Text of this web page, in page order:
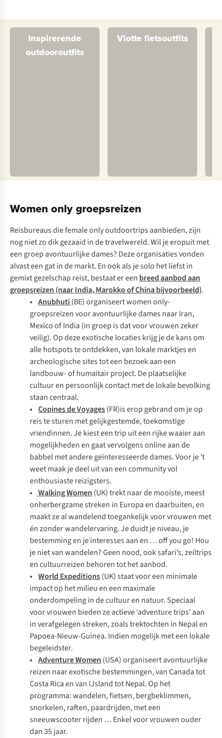
Inspirerende
outdooroutfits
Vlotte fietsoutfits
Women only groepsreizen
Reisbureaus diefemale onlyoutdoortrips aanbieden, zijn
nog niet zo dik gezaaid in de travelwereld. Wil je eropuit met
een groep avontuurlijke dames? Deze organisaties vonden
alvast een gat in de markt. En ook als je solo het liefst in
gemixt gezelschap reist, bestaat er een breed aanbod aan
groepsreizen (naar India, Marokko of China bijvoorbeeld).
• Anubhuti (BE) organiseertwomen only-
groepsreizen voor avontuurlijke dames naar Iran,
Mexico of India (in groep is dat voor vrouwen zeker
veilig). Op deze exotische locaties krijg je de kans om
alle hotspots te ontdekken, van lokale marktjes en
archeologische sites tot een bezoek aan een
landbouw- of humaitair project. De plaatselijke
cultuur en persoonlijk contact met de lokale bevolking
staan centraal.
• Copines de Voyages(FR)is erop gebrand om je op
reis te sturen met gelijkgestemde, toekomstige
vriendinnen. Je kiest een trip uit een rijke waaier aan
mogelijkheden en gaat vervolgens online aan de
babbel met andere geïnteresseerde dames. Voor je ’t
weet maak je deel uit van een community vol
enthousiaste reizigsters.
• Walking Women (UK) trekt naar de mooiste, meest
onherbergzame streken in Europa en daarbuiten, en
maakt ze al wandelend toegankelijk voor vrouwen met
én zonder wandelervaring. Je duidt je niveau, je
bestemming en je interesses aan en …off you go! Hou
je niet van wandelen? Geen nood, ook safari’s, zeiltrips
en cultuurreizen behoren tot het aanbod.
• World Expeditions(UK) staat voor een minimale
impact op het milieu en een maximale
onderdompeling in de cultuur en natuur. Speciaal
voor vrouwen bieden ze actieve ‘adventure trips’ aan
in verafgelegen streken, zoals trektochten in Nepal en
Papoea-Nieuw-Guinea. Indien mogelijk met een lokale
begeleidster.
• Adventure Women (USA) organiseert avontuurlijke
reizen naar exotische bestemmingen, van Canada tot
Costa Rica en van IJsland tot Nepal. Op het
programma: wandelen, fietsen, bergbeklimmen,
snorkelen, raften, paardrijden, met een
sneeuwscooter rijden … Enkel voor vrouwen ouder
dan 35 jaar.